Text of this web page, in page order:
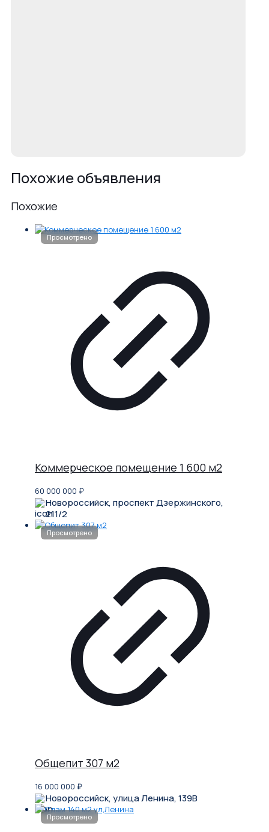
Похожие объявления
Похожие
Коммерческое помещение 1 600 м2
60 000 000 ₽
Новороссийск, проспект Дзержинского,
211/2
Общепит 307 м2
16 000 000 ₽
Новороссийск, улица Ленина, 139В